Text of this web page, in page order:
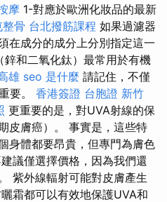
摩 1-對應於歐洲化妝品的最新
骨 台北撥筋課程 如果過濾器
在成分的成分上分別指定這一
鋅和二氧化鈦）最常用於有機
雄 seo 是什麼 請記住，不僅
要。 香港簽證 台胞證 新竹
更重要的是，對UVA射線的保
皮膚癌）。 事實是，這些特
身體都要昂貴，但專門為膚色
議僅選擇價格，因為我們還
紫外線輻射可能對皮膚產生
霜都可以有效地保護UVA和